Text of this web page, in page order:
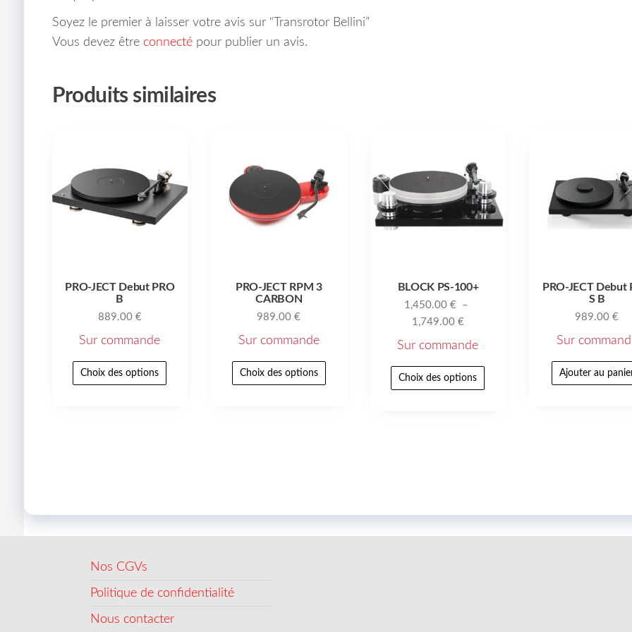
Soyez le premier à laisser votre avis sur “Transrotor Bellini”
Vous devez être connectépour publier un avis.
Produits similaires
PRO-JECT Debut PRO
B
889.00 €
Sur commande
Choix des options
PRO-JECT RPM 3
CARBON
989.00€
Sur commande
Choix des options
BLOCK PS-100+
1,450.00€ –
1,749.00 €
Sur commande
Choix des options
PRO-JECT Debut
S B
989.00€
Sur
Ajouter au
Nos CGVs
Politique de confidentialité
Nous contacter